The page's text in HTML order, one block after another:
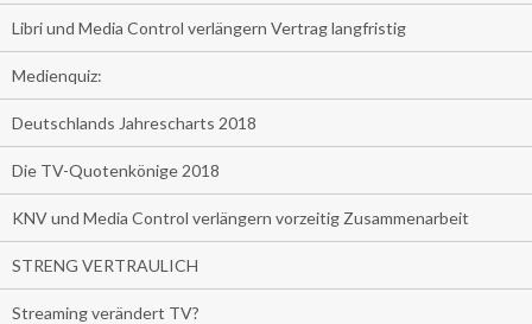
Libri und Media Control verlängern Vertrag langfristig
Medienquiz:
Deutschlands Jahrescharts 2018
Die TV-Quotenkönige 2018
KNV und Media Control verlängern vorzeitig Zusammenarbeit
STRENG VERTRAULICH
Streaming verändert TV?